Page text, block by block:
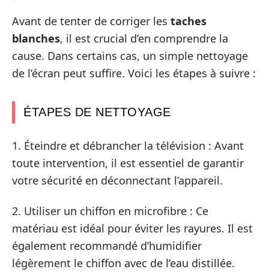
Avant de tenter de corriger les taches
blanches, il est crucial d’en comprendre la
cause. Dans certains cas, un simple nettoyage
de l’écran peut suffire. Voici les étapes à suivre :
ÉTAPES DE NETTOYAGE
1. Éteindre et débrancher la télévision : Avant
toute intervention, il est essentiel de garantir
votre sécurité en déconnectant l’appareil.
2. Utiliser un chiffon en microfibre : Ce
matériau est idéal pour éviter les rayures. Il est
également recommandé d’humidifier
légèrement le chiffon avec de l’eau distillée.